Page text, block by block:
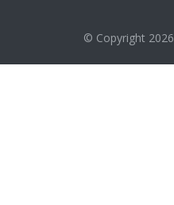
© Copyright 2026